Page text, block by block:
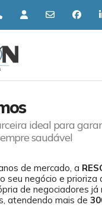
ideal para
saudável
de mercado, a
seu negócio e prioriza
de negociadores já
atendendo mais de